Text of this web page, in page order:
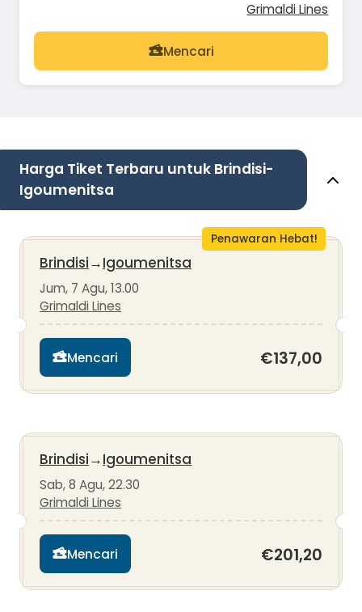
Grimaldi Lines
Mencari
Harga Tiket Terbaru untuk Brindisi-
Igoumenitsa
Penawaran Hebat!
Brindisi→Igoumenitsa
Jum, 7 Agu, 13.00
Grimaldi Lines
Mencari €137,00
Brindisi→Igoumenitsa
Sab, 8 Agu, 22.30
Grimaldi Lines
Mencari €201,20